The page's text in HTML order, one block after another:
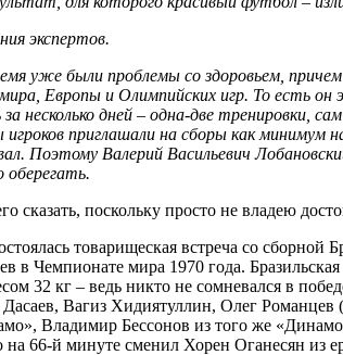
экспертов.
уже были проблемы со здоровьем,
Европы и Олимпийских игр. То есть
несколько дней – одна-две тренировки,
приглашали на сборы как минимум
Поэтому Валерий Васильевич
оберегать.
сказать, поскольку проcто не владею
товарищеская встреча со сборной
Чемпионате мира 1970 года.
32 кг – ведь никто не сомневался в
Вагиз Хидиятуллин, Олег
Владимир Бессонов из того же
66-й минуте сменил Хорен Оганесян из